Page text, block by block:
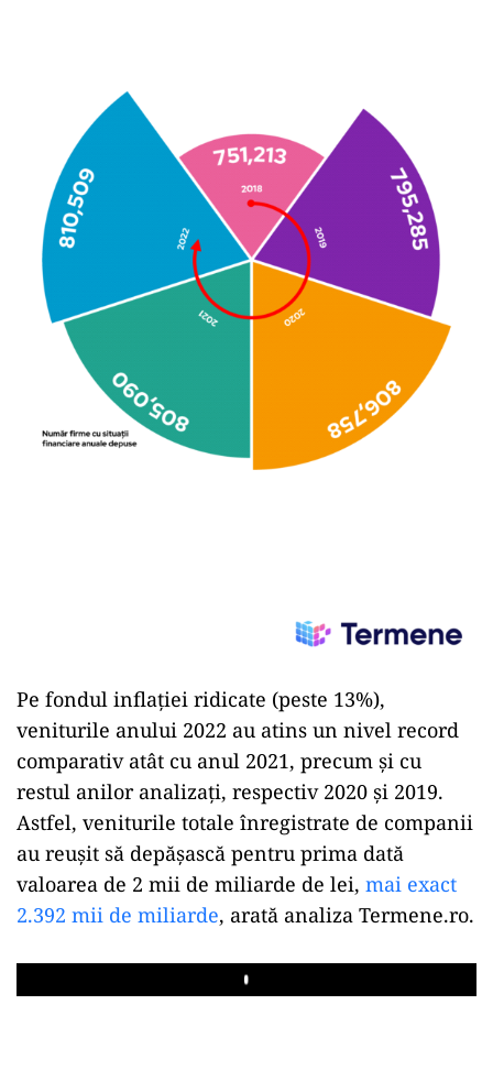
Pe fondul inflației ridicate (peste 13%),
veniturile anului 2022 au atins un nivel record
comparativ atât cu anul 2021, precum și cu
restul anilor analizați, respectiv 2020 și 2019.
Astfel, veniturile totale înregistrate de companii
au reușit să depășască pentru prima dată
valoarea de 2 mii de miliarde de lei, mai exact
2.392 mii de miliarde, arată analiza Termene.ro.